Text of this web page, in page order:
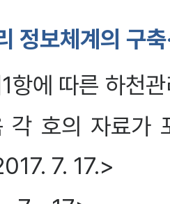
정보체계의 구
항에 따른 하천
각 호의 자료
7. 17.>